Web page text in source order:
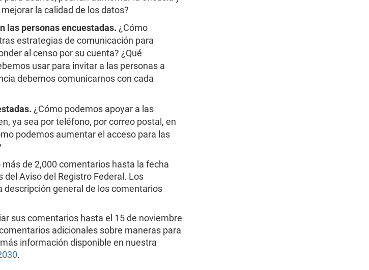
la calidad de los datos?
las personas encuestadas. ¿Cómo
estrategias de comunicación para
al censo por su cuenta? ¿Qué
usar para invitar a las personas a
debemos comunicarnos con cada
¿Cómo podemos apoyar a las
ya sea por teléfono, por correo postal, en
podemos aumentar el acceso para las
de 2,000 comentarios hasta la fecha
del Aviso del Registro Federal. Los
general de los comentarios
sus comentarios hasta el 15 de noviembre
adicionales sobre maneras para
información disponible en nuestra
.